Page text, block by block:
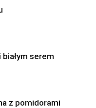
serem
z pomidorami